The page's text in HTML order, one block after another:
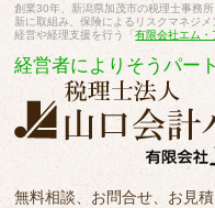
創業30年、新潟県加茂市の税理士事務
新に取組み、保険によるリスクマネジメ
経営や経理支援を行う「有限会社エム・
経営者によりそうパー
無料相談、お問合せ、お見